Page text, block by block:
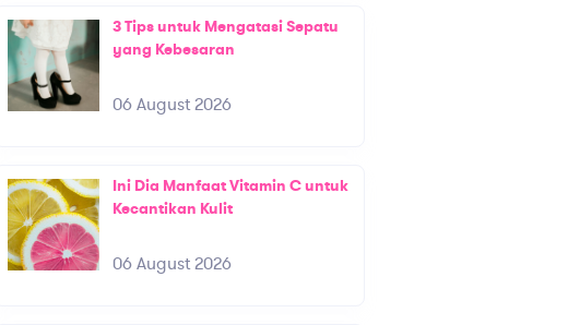
3 Tips untuk Mengatasi Sepatu
yang Kebesaran
06 August 2026
Ini Dia Manfaat Vitamin C untuk
Kecantikan Kulit
06 August 2026